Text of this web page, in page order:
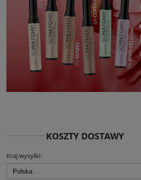
KOSZTY DOSTAWY
Kraj wysyłki: